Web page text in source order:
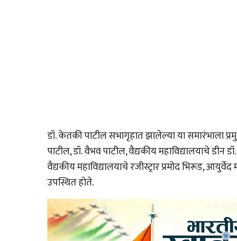
डॉ. केतकी पाटील सभागृहात झालेल्या या समारंभाला
पाटील, डॉ. वैभव पाटील, वैद्यकीय महाविद्यालयाचे डीन
वैद्यकीय महाविद्यालयाचे रजीस्ट्रार प्रमोद भिरूड,
उपस्थित होते.